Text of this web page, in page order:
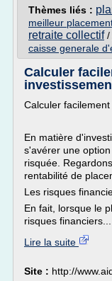
Thèmes liés :
meilleur
retraite collectif/
caisse generale
Calculer
Calculer
En matière
s'avérer une
risquée.
rentabilité de
Les risques
En fait, lorsque le
risques financiers...
Lire la suite
Site : http://